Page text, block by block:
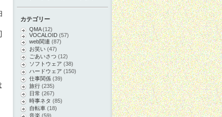
カテゴリー
QMA(12)
VOCALOID (57)
web関連 (87)
お笑い (47)
ごあいさつ (12)
ソフトウェア (38)
ハードウェア (150)
仕事関係 (39)
旅行 (235)
日常 (267)
時事ネタ (85)
自転車 (18)
音楽 (59)